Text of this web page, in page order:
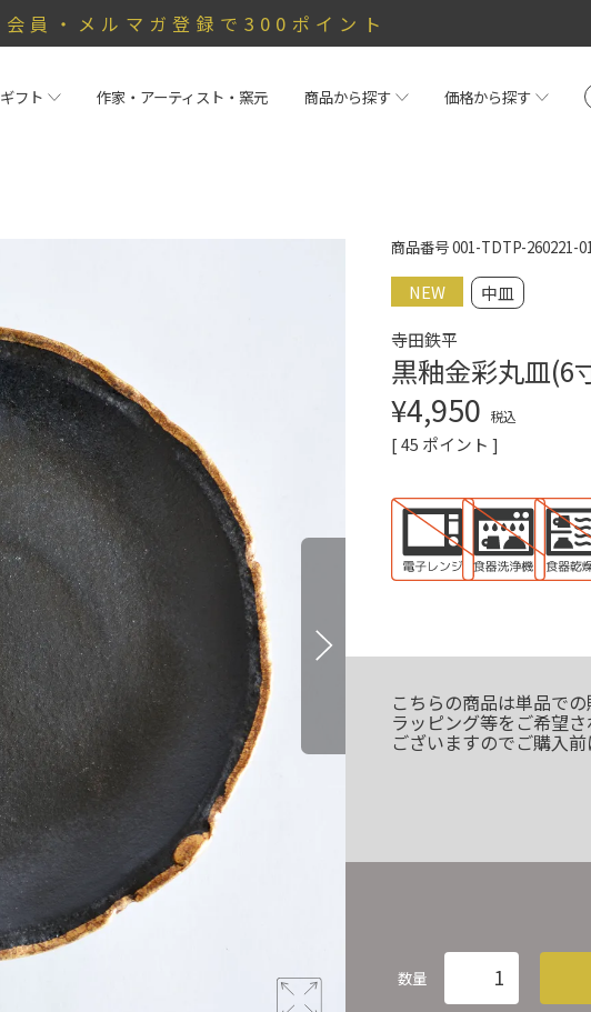
会員・メルマガ登録で300ポイント
ギフト 作家・アーティスト・窯元 商品から探す 価格から探す
商品番号001-TDTP-260221-
NEW 中皿
寺田鉄平
黒釉金彩丸皿(6
¥4,950 税込
[45 ポイント ]
こちらの商品は単品での
ラッピング等をご希望
ございますのでご購入前
数量